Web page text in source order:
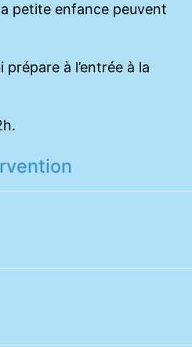
petite enfance peuvent
prépare à l’entrée à la